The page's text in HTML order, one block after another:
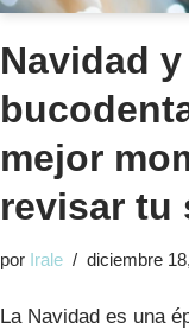
Navidad
mejor
revisar tu
por Irale diciembre
La Navidad es una